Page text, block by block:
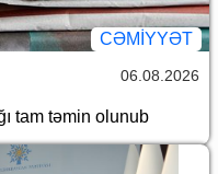
CƏMİYYƏT
06.08.2026
tam təmin olunub